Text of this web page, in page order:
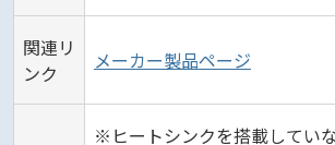
関連リ
ンク
メーカー製品ページ
※ヒートシンクを搭載してい